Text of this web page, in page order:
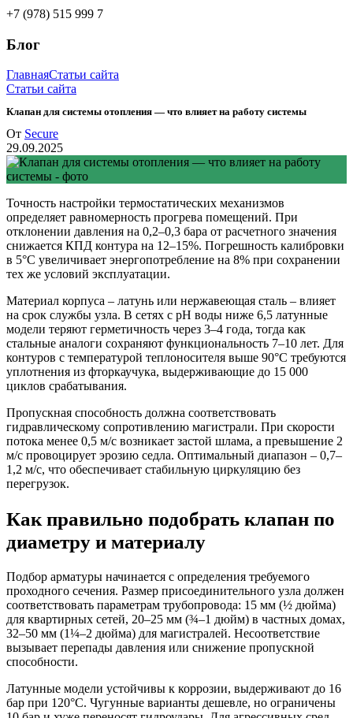
+7 (978) 515 999 7
Блог
ГлавнаяСтатьи сайта
Статьи сайта
Клапан для системы отопления — что влияет на работу системы
От Secure
29.09.2025
Точность настройки термостатических механизмов
определяет равномерность прогрева помещений. При
отклонении давления на 0,2–0,3 бара от расчетного значения
снижается КПД контура на 12–15%. Погрешность калибровки
в 5°C увеличивает энергопотребление на 8% при сохранении
тех же условий эксплуатации.
Материал корпуса – латунь или нержавеющая сталь – влияет
на срок службы узла. В сетях с pH воды ниже 6,5 латунные
модели теряют герметичность через 3–4 года, тогда как
стальные аналоги сохраняют функциональность 7–10 лет. Для
контуров с температурой теплоносителя выше 90°C требуются
уплотнения из фторкаучука, выдерживающие до 15 000
циклов срабатывания.
Пропускная способность должна соответствовать
гидравлическому сопротивлению магистрали. При скорости
потока менее 0,5 м/с возникает застой шлама, а превышение 2
м/с провоцирует эрозию седла. Оптимальный диапазон – 0,7–
1,2 м/с, что обеспечивает стабильную циркуляцию без
перегрузок.
Как правильно подобрать клапан по
диаметру и материалу
Подбор арматуры начинается с определения требуемого
проходного сечения. Размер присоединительного узла должен
соответствовать параметрам трубопровода: 15 мм (½ дюйма)
для квартирных сетей, 20–25 мм (¾–1 дюйм) в частных домах,
32–50 мм (1¼–2 дюйма) для магистралей. Несоответствие
вызывает перепады давления или снижение пропускной
способности.
Латунные модели устойчивы к коррозии, выдерживают до 16
бар при 120°C. Чугунные варианты дешевле, но ограничены